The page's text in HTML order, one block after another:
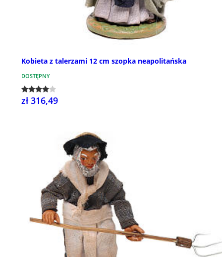
Kobieta z talerzami 12 cm szopka neapolitańska
DOSTĘPNY
zł 316,49